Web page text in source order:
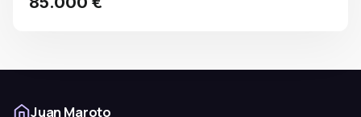
Juan Maroto